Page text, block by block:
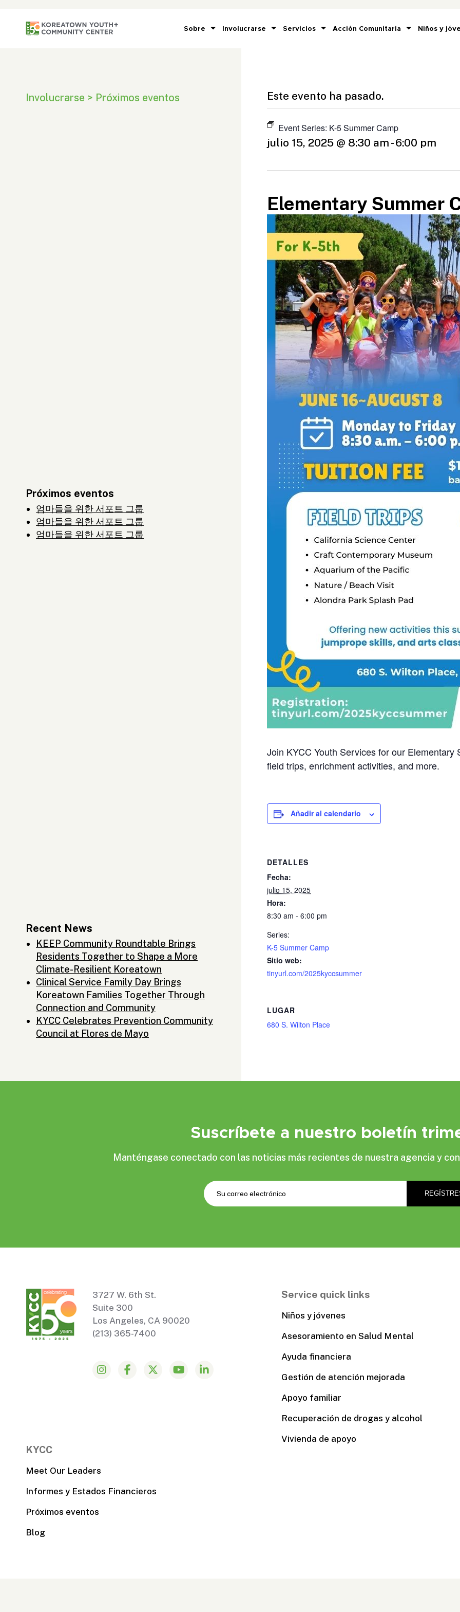
Sobre Involucrarse Servicios Acción Comunitaria Niños y
Involucrarse > Próximos eventos
Próximos eventos
엄마들을 위한 서포트 그룹
엄마들을 위한 서포트 그룹
엄마들을 위한 서포트 그룹
Recent News
KEEP Community Roundtable Brings
Residents Together to Shape a More
Climate-Resilient Koreatown
Clinical Service Family Day Brings
Koreatown Families Together Through
Connection and Community
KYCC Celebrates Prevention Community
Council at Flores de Mayo
Este evento ha pasado.
Event Series: K-5 Summer Camp
julio 15, 2025 @ 8:30 am -6:00 pm
Elementary Summer
Join KYCC Youth Services for our
field trips, enrichment activities, and more.
Añadir al calendario
DETALLES
Fecha:
julio 15, 2025
Hora:
8:30 am - 6:00 pm
Series:
K-5 Summer Camp
Sitio web:
tinyurl.com/2025kyccsummer
LUGAR
680 S. Wilton Place
Suscríbete a nuestro boletín
Manténgase conectado con las noticias más recientes de nuestra agencia y
3727 W. 6th St.
Suite 300
Los Angeles, CA 90020
(213) 365-7400
Service quick links
Niños y jóvenes
Asesoramiento en Salud Mental
Ayuda financiera
Gestión de atención mejorada
Apoyo familiar
Recuperación de drogas y alcohol
Vivienda de apoyo
KYCC
Meet Our Leaders
Informes y Estados Financieros
Próximos eventos
Blog